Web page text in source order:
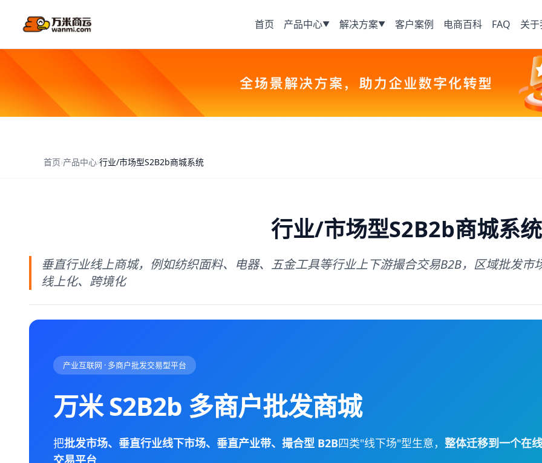
首页 产品中心▼ 解决方案▼ 客户案例 电商百科 FAQ 关
首页›产品中心›行业/市场型S2B2b商城系统
行业/市场型S2B2b商城系统
垂直行业线上商城，例如纺织面料、电器、五金工具等行业上下游撮合交易B2B，区域批发
线上化、跨境化
产业互联网 · 多商户批发交易型平台
万米 S2B2b 多商户批发商城
把批发市场、垂直行业线下市场、垂直产业带、撮合型 B2B四类"线下场"型生意， 整体迁移到一个在线
交易平台